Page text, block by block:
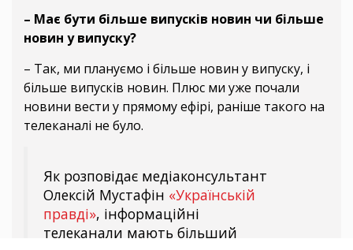
– Має бути більше випусків новин чи більше
новин у випуску?
– Так, ми плануємо і більше новин у випуску, і
більше випусків новин. Плюс ми уже почали
новини вести у прямому ефірі, раніше такого на
телеканалі не було.
Як розповідає медіаконсультант
Олексій Мустафін «Українській
правді», інформаційні
телеканали мають більший